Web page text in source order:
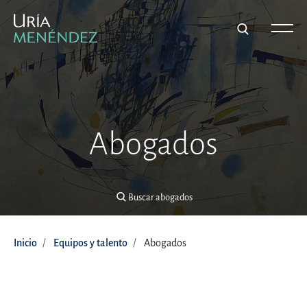
Abogados
Buscar abogados
Buscar abogados
Inicio Equipos y talento Abogados